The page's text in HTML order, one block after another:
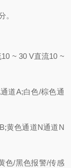
。
~ 30 V直流10 ~
道A;白色/棕色通
黄色通道N通道N
色/黑色报警/传感